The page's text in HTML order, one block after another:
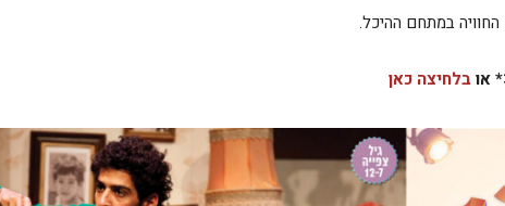
במתחם ההיכל.
בלחיצה כאן